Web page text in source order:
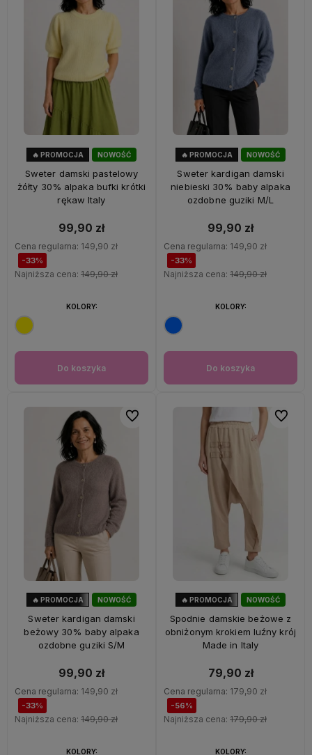
NOWOŚĆ
🔥 PROMOCJA
Sweter damski pastelowy
żółty 30% alpaka bufki krótki
rękaw Italy
99,90 zł
Cena regularna: 149,90 zł
-33%
Najniższa cena: 149,90 zł
Do koszyka
KOLORY:
NOWOŚĆ
🔥 PROMOCJA
Sweter kardigan damski
niebieski 30% baby alpaka
ozdobne guziki M/L
99,90 zł
Cena regularna: 149,90 zł
-33%
Najniższa cena: 149,90 zł
Do koszyka
KOLORY:
NOWOŚĆ
🔥 PROMOCJA
Sweter kardigan damski
beżowy 30% baby alpaka
ozdobne guziki S/M
99,90 zł
Cena regularna: 149,90 zł
-33%
Najniższa cena: 149,90 zł
KOLORY:
Do ulubionych
NOWOŚĆ
🔥 PROMOCJA
Spodnie damskie beżowe z
obniżonym krokiem luźny krój
Made in Italy
79,90 zł
Cena regularna: 179,90 zł
-56%
Najniższa cena: 179,90 zł
KOLORY:
Do